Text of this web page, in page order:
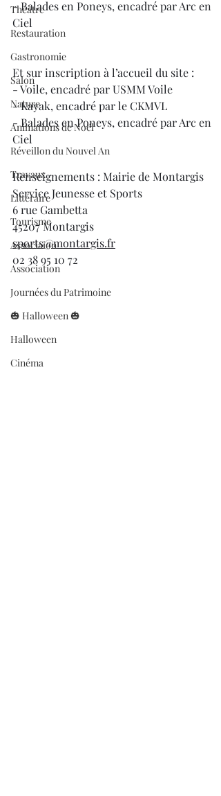
Théâtre
Restauration
Gastronomie
Salon
Nature
Animations de Noël
Réveillon du Nouvel An
Travaux
Littéraire
Tourisme
Associaion
Association
Journées du Patrimoine
🎃 Halloween 🎃
Halloween
Cinéma
- Balades en Poneys, encadré par Arc en
Ciel
Et sur inscription à l’accueil du site :
- Voile, encadré par USMM Voile
- Kayak, encadré par le CKMVL
- Balades en Poneys, encadré par Arc en
Ciel
Renseignements : Mairie de Montargis
Service Jeunesse et Sports
6 rue Gambetta
45207 Montargis
sports@montargis.fr
02 38 95 10 72